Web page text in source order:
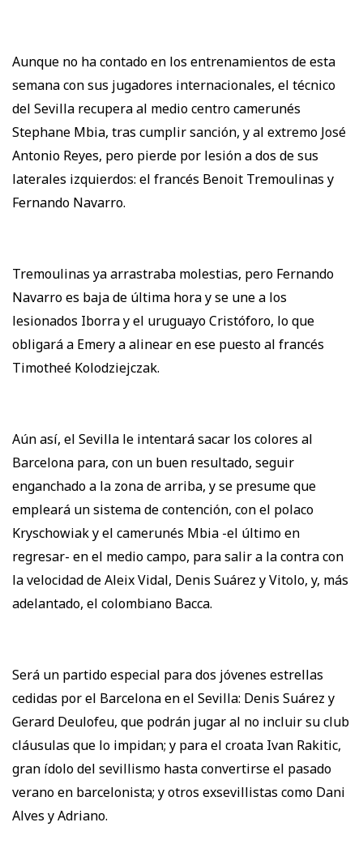
Aunque no ha contado en los entrenamientos de esta
semana con sus jugadores internacionales, el técnico
del Sevilla recupera al medio centro camerunés
Stephane Mbia, tras cumplir sanción, y al extremo José
Antonio Reyes, pero pierde por lesión a dos de sus
laterales izquierdos: el francés Benoit Tremoulinas y
Fernando Navarro.
Tremoulinas ya arrastraba molestias, pero Fernando
Navarro es baja de última hora y se une a los
lesionados Iborra y el uruguayo Cristóforo, lo que
obligará a Emery a alinear en ese puesto al francés
Timotheé Kolodziejczak.
Aún así, el Sevilla le intentará sacar los colores al
Barcelona para, con un buen resultado, seguir
enganchado a la zona de arriba, y se presume que
empleará un sistema de contención, con el polaco
Kryschowiak y el camerunés Mbia -el último en
regresar- en el medio campo, para salir a la contra con
la velocidad de Aleix Vidal, Denis Suárez y Vitolo, y, más
adelantado, el colombiano Bacca.
Será un partido especial para dos jóvenes estrellas
cedidas por el Barcelona en el Sevilla: Denis Suárez y
Gerard Deulofeu, que podrán jugar al no incluir su club
cláusulas que lo impidan; y para el croata Ivan Rakitic,
gran ídolo del sevillismo hasta convertirse el pasado
verano en barcelonista; y otros exsevillistas como Dani
Alves y Adriano.